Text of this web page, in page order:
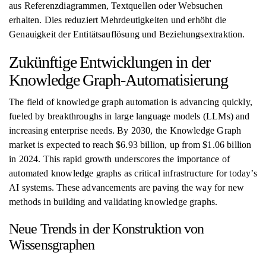
aus Referenzdiagrammen, Textquellen oder Websuchen
erhalten. Dies reduziert Mehrdeutigkeiten und erhöht die
Genauigkeit der Entitätsauflösung und Beziehungsextraktion.
Zukünftige Entwicklungen in der
Knowledge Graph-Automatisierung
The field of knowledge graph automation is advancing quickly,
fueled by breakthroughs in large language models (LLMs) and
increasing enterprise needs. By 2030, the Knowledge Graph
market is expected to reach $6.93 billion, up from $1.06 billion
in 2024. This rapid growth underscores the importance of
automated knowledge graphs as critical infrastructure for today’s
AI systems. These advancements are paving the way for new
methods in building and validating knowledge graphs.
Neue Trends in der Konstruktion von
Wissensgraphen